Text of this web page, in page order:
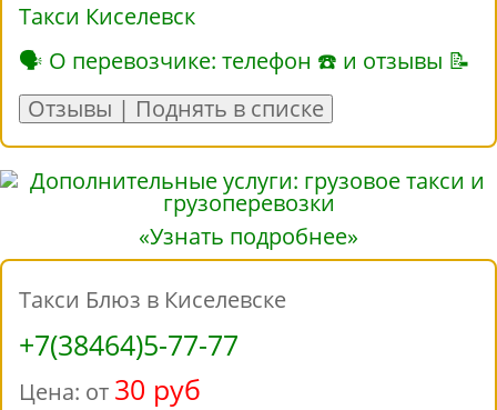
Такси Киселевск
🗣 О перевозчике: телефон ☎ и отзывы 📝
Отзывы | Поднять в списке
«Узнать подробнее»
Такси Блюз в Киселевске
+7(38464)5-77-77
Цена: от 30 руб